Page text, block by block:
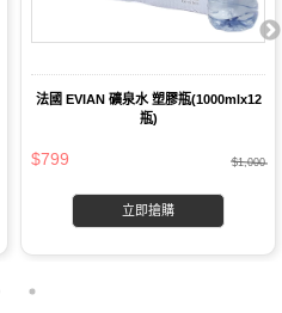
法國 EVIAN 礦泉水 塑膠瓶(1000mlx12
瓶)
$799 $1,000
立即搶購